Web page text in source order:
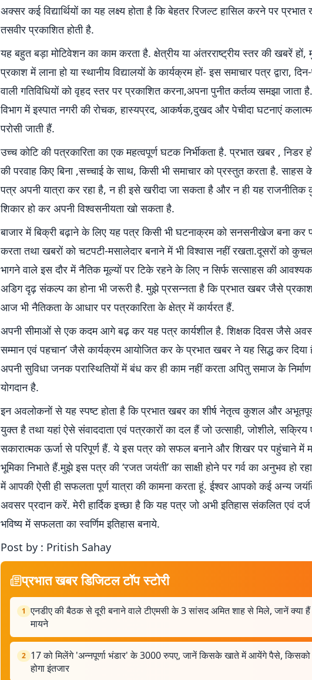
अक्सर कई विद्यार्थियों का यह लक्ष्य होता है कि बेहतर रिजल्ट हासिल करने पर
तसवीर प्रकाशित होती है.
यह बहुत बड़ा मोटिवेशन का काम करता है. क्षेत्रीय या अंतरराष्ट्रीय स्तर की खबरें हों,
प्रकाश में लाना हो या स्थानीय विद्यालयों के कार्यक्रम हों- इस समाचार पत्र द्वारा,
वाली गतिविधियों को वृहद स्तर पर प्रकाशित करना,अपना पुनीत कर्तव्य समझा जाता
विभाग में इस्पात नगरी की रोचक, हास्यप्रद, आकर्षक,दुखद और पेचीदा घटनाएं
परोसी जाती हैं.
उच्च कोटि की पत्रकारिता का एक महत्वपूर्ण घटक निर्भीकता है. प्रभात खबर , निडर
की परवाह किए बिना ,सच्चाई के साथ, किसी भी समाचार को प्रस्तुत करता है. साहस
पत्र अपनी यात्रा कर रहा है, न ही इसे खरीदा जा सकता है और न ही यह
शिकार हो कर अपनी विश्वसनीयता खो सकता है.
बाजार में बिक्री बढ़ाने के लिए यह पत्र किसी भी घटनाक्रम को सनसनीखेज बना कर
करता तथा खबरों को चटपटी-मसालेदार बनाने में भी विश्वास नहीं रखता.दूसरों को
भागने वाले इस दौर में नैतिक मूल्यों पर टिके रहने के लिए न सिर्फ सत्साहस की
अडिग दृढ़ संकल्प का होना भी जरूरी है. मुझे प्रसन्नता है कि प्रभात खबर जैसे
आज भी नैतिकता के आधार पर पत्रकारिता के क्षेत्र में कार्यरत हैं.
अपनी सीमाओं से एक कदम आगे बढ़ कर यह पत्र कार्यशील है. शिक्षक दिवस जैसे
सम्मान एवं पहचान’ जैसे कार्यक्रम आयोजित कर के प्रभात खबर ने यह सिद्ध कर दिया
अपनी सुविधा जनक परास्थितियों में बंध कर ही काम नहीं करता अपितु समाज के
योगदान है.
इन अवलोकनों से यह स्पष्ट होता है कि प्रभात खबर का शीर्ष नेतृत्व कुशल और
युक्त है तथा यहां ऐसे संवाददाता एवं पत्रकारों का दल हैं जो उत्साही, जोशीले, सक्रिय
सकारात्मक ऊर्जा से परिपूर्ण हैं. ये इस पत्र को सफल बनाने और शिखर पर पहुंचाने में
भूमिका निभाते हैं.मुझे इस पत्र की ‘रजत जयंती’ का साक्षी होने पर गर्व का अनुभव हो
में आपकी ऐसी ही सफलता पूर्ण यात्रा की कामना करता हूं. ईश्वर आपको कई अन्य
अवसर प्रदान करें. मेरी हार्दिक इच्छा है कि यह पत्र जो अभी इतिहास संकलित एवं
भविष्य में सफलता का स्वर्णिम इतिहास बनाये.
Post by : Pritish Sahay
प्रभात खबर डिजिटल टॉप स्टोरी
1 एनडीए की बैठक से दूरी बनाने वाले टीएमसी के 3 सांसद अमित शाह से मिले, जानें क्या
मायने
2 17 को मिलेंगे 'अन्नपूर्णा भंडार' के 3000 रुपए, जानें किसके खाते में आयेंगे पैसे, किसको
होगा इंतजार